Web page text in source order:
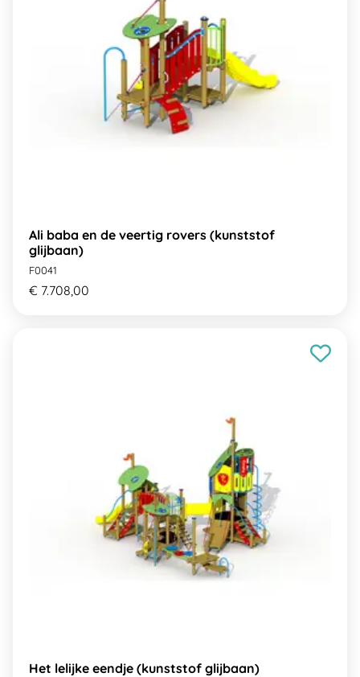
Ali baba en de veertig rovers (kunststof
glijbaan)
F0041
€ 7.708,00
Het lelijke eendje (kunststof glijbaan)